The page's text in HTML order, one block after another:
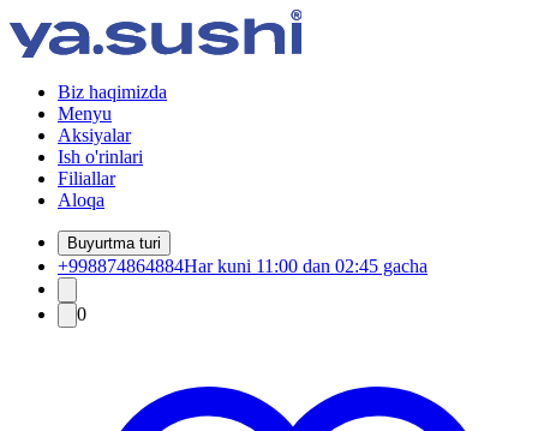
Biz haqimizda
Menyu
Aksiyalar
Ish o'rinlari
Filiallar
Aloqa
Buyurtma turi
+998874864884Har kuni 11:00 dan 02:45 gacha
0